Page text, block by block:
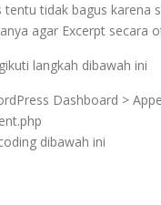
tentu tidak bagus
agar Excerpt secara
langkah dibawah ini
Dashboard >
dibawah ini